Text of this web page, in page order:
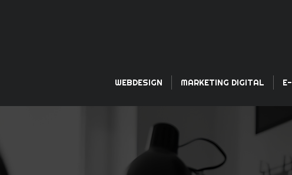
WEBDESIGN MARKETING DIGITAL